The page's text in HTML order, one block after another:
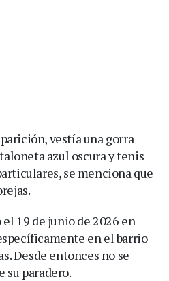
vestía una gorra
azul oscura y tenis
se menciona que
19 de junio de 2026 en
en el barrio
Desde entonces no se
paradero.